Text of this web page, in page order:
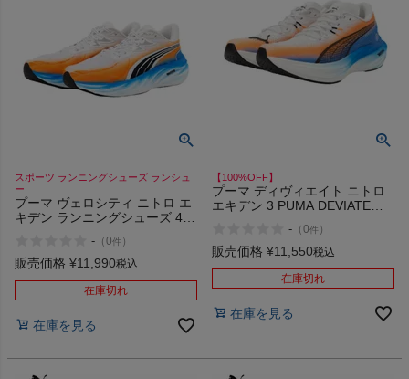
商品が見つからない方はこちら
THE NORTH FACE
NIKE
CHUMS
もっと見る
スポーツ ランニングシューズ ランシュ
ー
プーマ ヴェロシティ ニトロ エ
キデン ランニングシューズ 4
EKIDEN アウトレット セール
- （0件 ）
販売価格 ¥11,990税込
在庫切れ
在庫を見る
【100%OFF】
プーマ ディヴィエイト ニトロ
エキデン 3 PUMA DEVIATE
- （0件 ）
販売価格 ¥11,550税込
在庫切れ
在庫を見る